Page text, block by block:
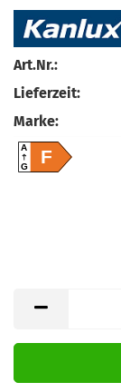
Art.Nr.:
Lieferzeit:
Marke:
A
GF